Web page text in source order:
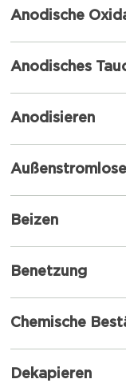
Anodische
Anodisches
Anodisieren
Beizen
Benetzung
Chemische
Dekapieren